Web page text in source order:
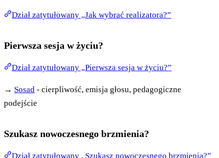
Dział zatytułowany „Jak wybrać realizatora?”
Pierwsza sesja w życiu?
Dział zatytułowany „Pierwsza sesja w życiu?”
→ Sosad - cierpliwość, emisja głosu, pedagogiczne
podejście
Szukasz nowoczesnego brzmienia?
Dział zatytułowany „Szukasz nowoczesnego brzmienia?”